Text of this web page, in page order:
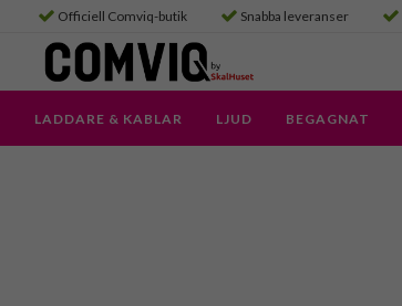
Officiell Comviq-butik Snabba leveranser
LADDARE & KABLAR LJUD BEGAGNAT